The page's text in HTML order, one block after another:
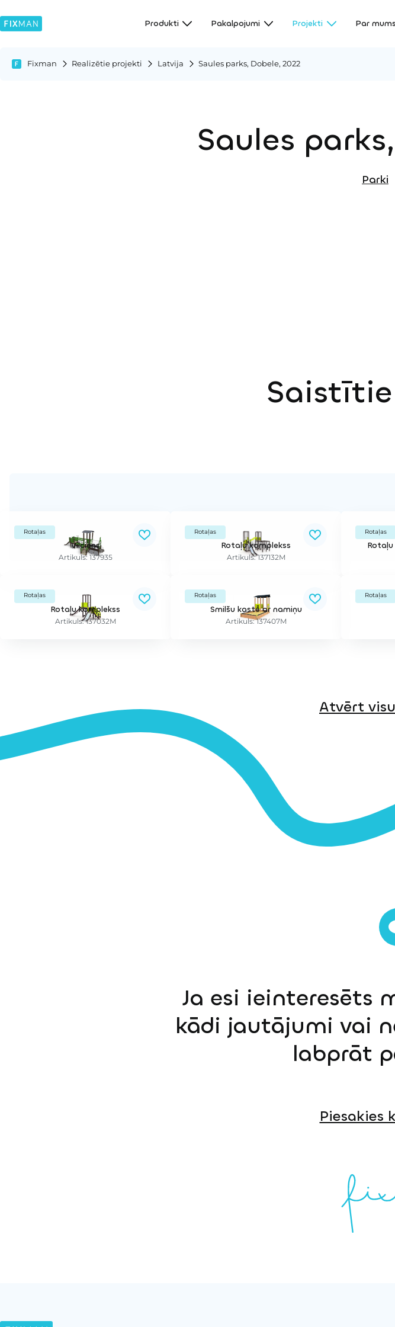
Produkti Pakalpojumi Projekti Par mums
Fixman Realizētie projekti Latvija Saules parks, Dobele, 2022
Saules
Parki
Rotaļas
Vilciens
Artikuls: 137935
Rotaļas
Rotaļu komplekss
Artikuls: 137132M
Rotaļas
Rotaļas
Rotaļu komplekss
Artikuls: 137032M
Rotaļas
Smilšu kaste ar namiņu
Artikuls: 137407M
Rotaļas
Atvērt
Ja esi ieinteresēts
kādi jautājumi vai
labprāt
Piesakies